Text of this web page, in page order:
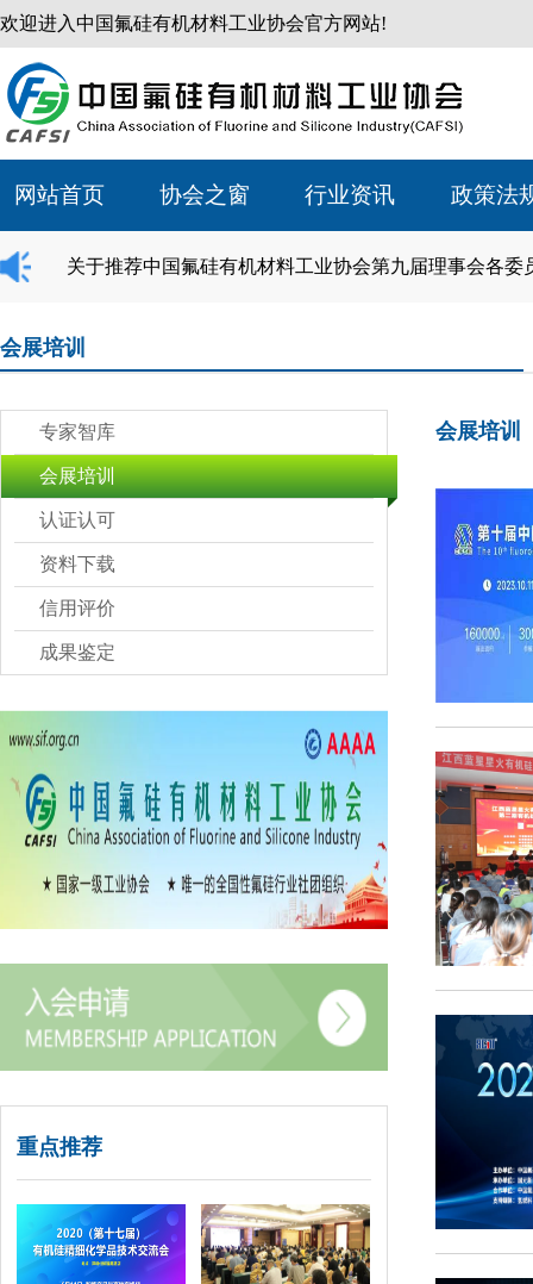
欢迎进入中国氟硅有机材料工业协会官方网站!
网站首页 协会之窗 行业资讯 政策法
关于推荐中国氟硅有机材料工业协会第九届理事会各委
会展培训
专家智库
会展培训
认证认可
资料下载
信用评价
成果鉴定
重点推荐
会展培训